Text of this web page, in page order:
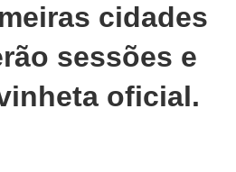
cidades
sessões e
oficial.